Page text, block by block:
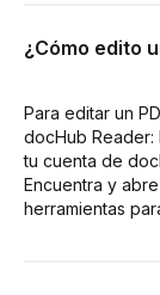
¿Cómo edito
Para editar un
docHub Reader:
tu cuenta de
Encuentra y
herramientas